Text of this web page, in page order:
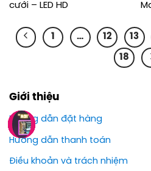
cưới – LED HD
1 … 12 13
18
Giới thiệu
Hướng dẫn đặt hàng
Hướng dẫn thanh toán
Điều khoản và trách nhiệm